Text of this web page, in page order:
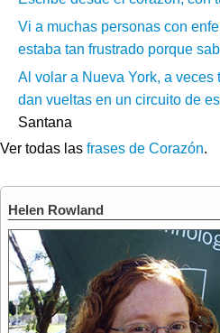
Vi a muchas personas con
estaba tan frustrado porque
Al volar a Nueva York, a
dan vueltas en un circuito de
Santana
Ver todas las frases de Corazón.
Helen Rowland